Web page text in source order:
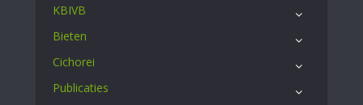
KBIVB
Bieten
Cichorei
Publicaties